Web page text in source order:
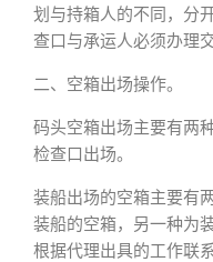
划与持箱人的不同，分
查口与承运人必须办理
二、空箱出场操作。
码头空箱出场主要有两
检查口出场。
装船出场的空箱主要有
装船的空箱，另一种为
根据代理出具的工作联